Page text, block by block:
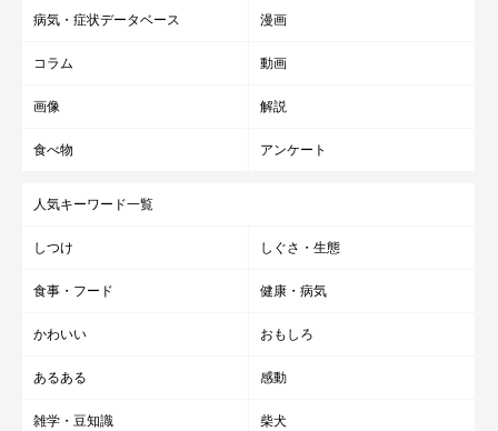
病気・症状データベース 漫画
コラム 動画
画像 解説
食べ物 アンケート
人気キーワード一覧
しつけ しぐさ・生態
食事・フード 健康・病気
かわいい おもしろ
あるある 感動
雑学・豆知識 柴犬